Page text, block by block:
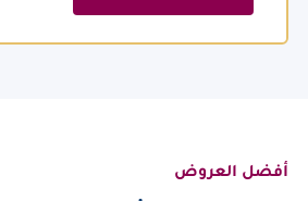
أفضل العروض